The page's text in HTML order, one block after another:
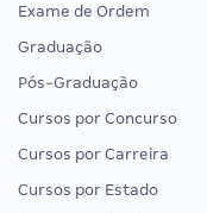
Exame de Ordem
Graduação
Pós-Graduação
Cursos por Concurso
Cursos por Carreira
Cursos por Estado